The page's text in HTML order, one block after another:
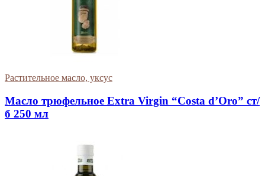
Растительное масло, уксус
Масло трюфельное Extra Virgin “Costa d’Oro” ст/
б 250 мл